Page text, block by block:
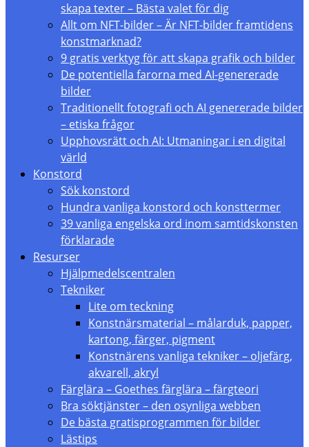
skapa texter – Bästa valet för dig
Allt om NFT-bilder – Är NFT-bilder framtidens
konstmarknad?
9 gratis verktyg för att skapa grafik och bilder
De potentiella farorna med AI-genererade
bilder
Traditionellt fotografi och AI genererade bilder
– etiska frågor
Upphovsrätt och AI: Utmaningar i en digital
värld
Konstord
Sök konstord
Hundra vanliga konstord och konsttermer
39 vanliga engelska ord inom samtidskonsten
förklarade
Resurser
Hjälpmedelscentralen
Tekniker
Lite om teckning
Konstnärsmaterial – målarduk, papper,
kartong, färger, pigment
Konstnärens vanliga tekniker – oljefärg,
akvarell, akryl
Färglära – Goethes färglära – färgteori
Bra söktjänster – den osynliga webben
De bästa gratisprogrammen för bilder
Lästips